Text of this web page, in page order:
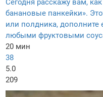
Сегодня расскажу вам,
банановые панкейки».
или полдника, дополните
любыми фруктовыми
20 мин
38
5.0
209